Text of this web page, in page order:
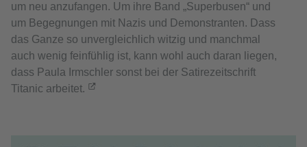
um neu anzufangen. Um ihre Band „Superbusen“ und
um Begegnungen mit Nazis und Demonstranten. Dass
das Ganze so unvergleichlich witzig und manchmal
auch wenig feinfühlig ist, kann wohl auch daran liegen,
dass Paula Irmschler sonst bei der Satirezeitschrift
Titanic arbeitet.